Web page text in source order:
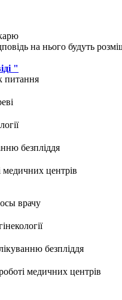
на нього будуть
"
питання
безпліддя
центрів
врачу
безпліддя
медичних центрів